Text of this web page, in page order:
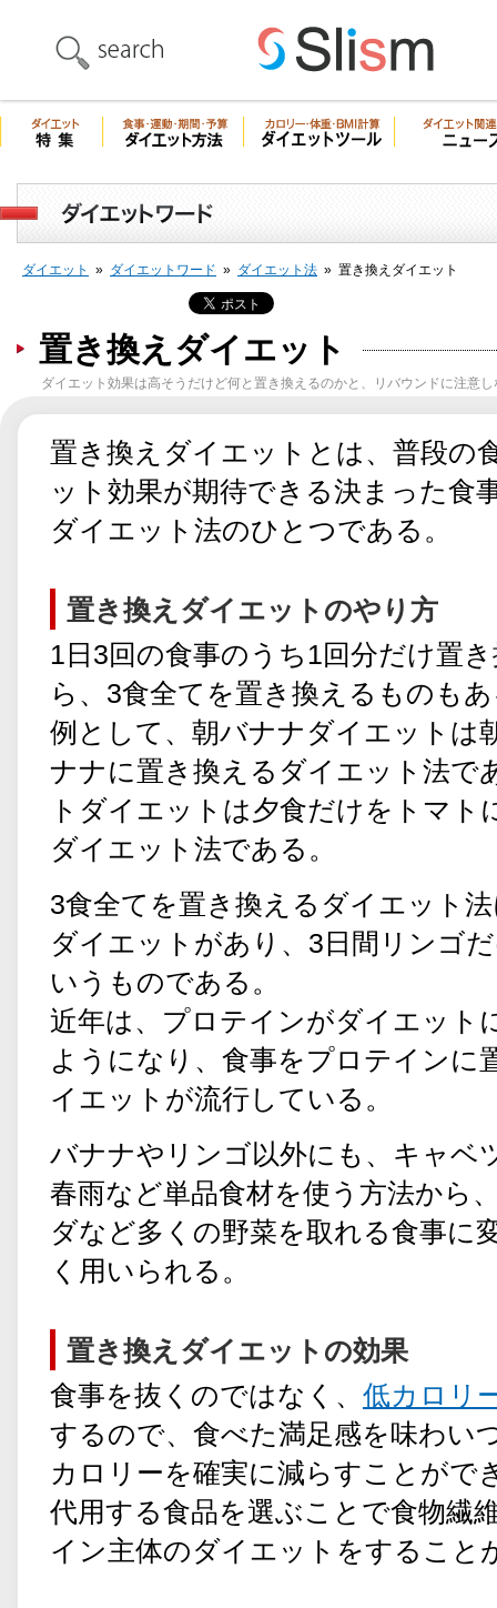
ダイエット » ダイエットワード » ダイエット法 » 置き換えダイエット
置き換えダイエット
ダイエット効果は高そうだけど何と置き換えるのかと、リバウンドに注意
置き換えダイエットとは、普段の
ット効果が期待できる決まった食
ダイエット法のひとつである。
置き換えダイエットのやり方
1日3回の食事のうち1回分だけ置
ら、3食全てを置き換えるものも
例として、朝バナナダイエットは
ナナに置き換えるダイエット法で
トダイエットは夕食だけをトマト
ダイエット法である。
3食全てを置き換えるダイエット
ダイエットがあり、3日間リンゴ
いうものである。
近年は、プロテインがダイエット
ようになり、食事をプロテインに
イエットが流行している。
バナナやリンゴ以外にも、キャベ
春雨など単品食材を使う方法から
ダなど多くの野菜を取れる食事に
く用いられる。
置き換えダイエットの効果
食事を抜くのではなく、 低カロリ
するので、食べた満足感を味わい
カロリーを確実に減らすことがで
代用する食品を選ぶことで食物繊
イン主体のダイエットをすること